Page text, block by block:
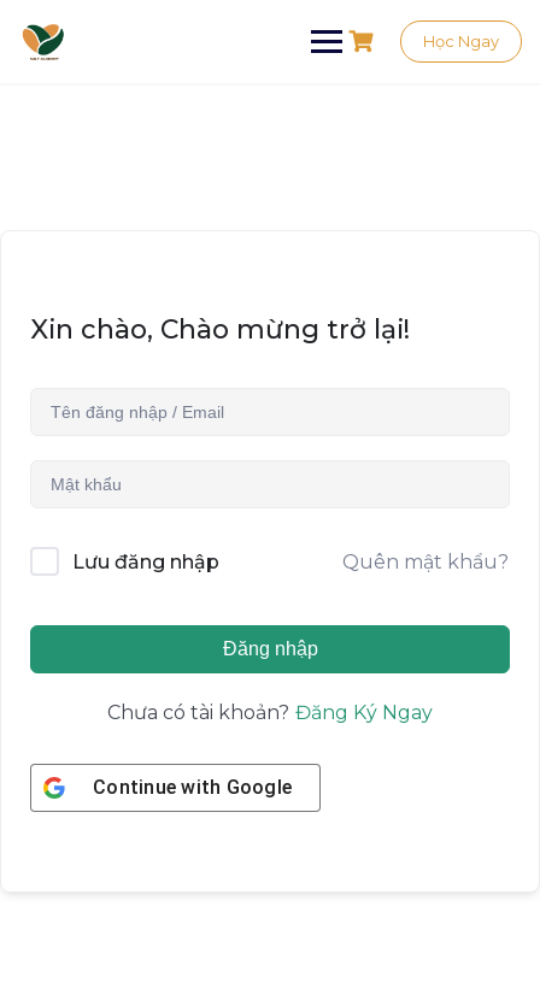
Học Ngay
Xin chào, Chào mừng trở lại!
Lưu đăng nhập Quên mật khẩu?
Đăng nhập
Chưa có tài khoản? Đăng Ký Ngay
Continue with Google